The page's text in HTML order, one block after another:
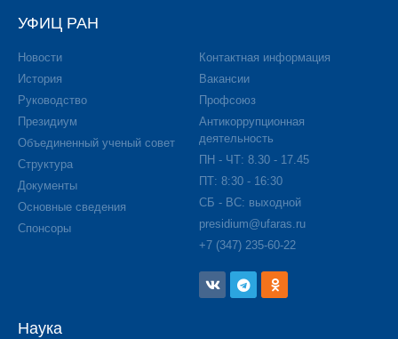
УФИЦ РАН
Новости
История
Руководство
Президиум
Объединенный ученый совет
Структура
Документы
Основные сведения
Спонсоры
Контактная информация
Вакансии
Профсоюз
Антикоррупционная
деятельность
ПН - ЧТ: 8.30 - 17.45
ПТ: 8:30 - 16:30
СБ - ВС: выходной
presidium@ufaras.ru
+7 (347) 235-60-22
Наука